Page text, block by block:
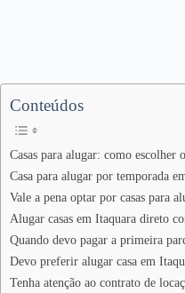
Conteúdos
Casas para alugar: como escolher
Casa para alugar por temporada
Vale a pena optar por casas para
Alugar casas em Itaquara direto
Quando devo pagar a primeira
Devo preferir alugar casa em
Tenha atenção ao contrato de